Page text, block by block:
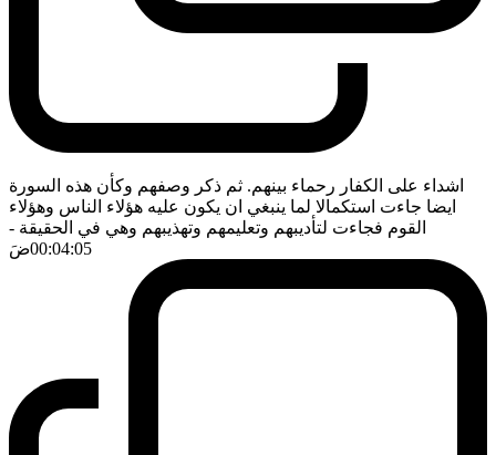
اشداء على الكفار رحماء بينهم. ثم ذكر وصفهم وكأن هذه السورة
ايضا جاءت استكمالا لما ينبغي ان يكون عليه هؤلاء الناس وهؤلاء
القوم فجاءت لتأديبهم وتعليمهم وتهذيبهم وهي في الحقيقة -
00:04:05ضَ